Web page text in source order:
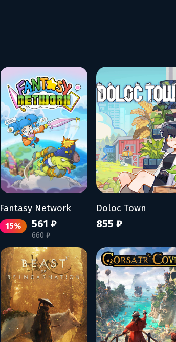
Fantasy Network
15% 561 ₽
660 ₽
Doloc Town
855 ₽